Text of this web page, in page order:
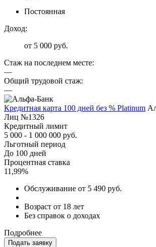
Постоянная
Доход:
от 5 000 руб.
Стаж на последнем месте:
—
Общий трудовой стаж:
—
Кредитная карта 100 дней без % Platinum
Лиц №1326
Кредитный лимит
5 000 - 1 000 000 руб.
Льготный период
До 100 дней
Процентная ставка
11,99%
Обслуживание от 5 490 руб.
Возраст от 18 лет
Без справок о доходах
Подробнее
Подать заявку